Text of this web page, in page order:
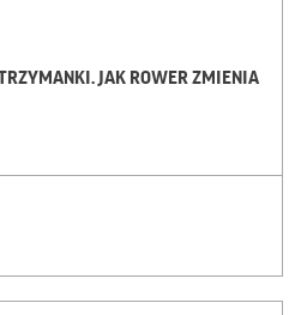
JAK ROWER ZMIENIA